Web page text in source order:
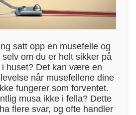
satt opp en musefelle og
om du er helt sikker på
i huset? Det kan være en
når musefellene dine
fungerer som forventet.
musa ikke i fella? Dette
flere svar, og ofte handler